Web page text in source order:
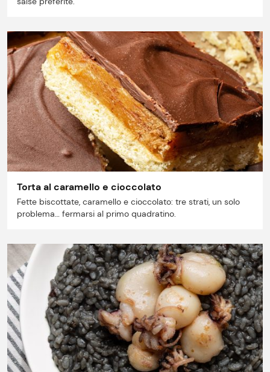
Lavora con noi
Shop
Torta al caramello e cioccolato
Fette biscottate, caramello e cioccolato: tre strati, un solo
problema… fermarsi al primo quadratino.